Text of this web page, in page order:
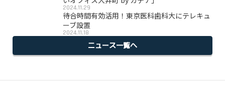
2024.11.29
待合時間有効活用！東京医科歯科大にテレキュ
ーブ設置
2024.11.18
ニュース一覧へ